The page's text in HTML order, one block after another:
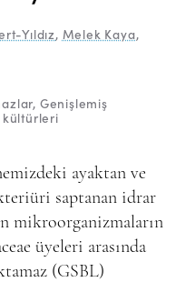
Yıldız, Melek Kaya,
Genişlemiş
ayaktan ve
saptanan idrar
mikroorganizmaların
üyeleri arasında
(GSBL)